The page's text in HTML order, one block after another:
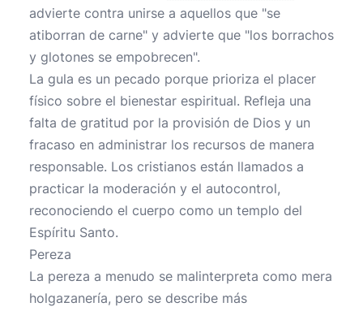
advierte contra unirse a aquellos que "se
atiborran de carne" y advierte que "los borrachos
y glotones se empobrecen".
La gula es un pecado porque prioriza el placer
físico sobre el bienestar espiritual. Refleja una
falta de gratitud por la provisión de Dios y un
fracaso en administrar los recursos de manera
responsable. Los cristianos están llamados a
practicar la moderación y el autocontrol,
reconociendo el cuerpo como un templo del
Espíritu Santo.
Pereza
La pereza a menudo se malinterpreta como mera
holgazanería, pero se describe más